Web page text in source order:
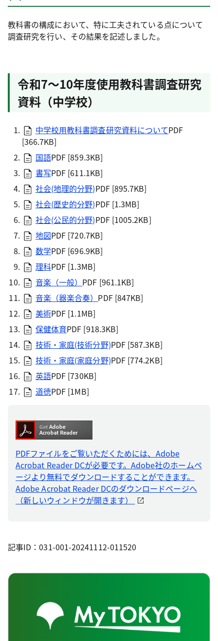
教科書の構成において、特に工夫されている点について
調査研究を行い、その結果を記述しました。
令和7～10年度使用教科書調査研究
資料（中学校）
中学校用教科書調査研究資料についてPDF
[366.7KB]
国語PDF [859.3KB]
書写PDF [611.1KB]
社会(地理的分野)PDF [895.7KB]
社会(歴史的分野)PDF [1.3MB]
社会(公民的分野)PDF [1005.2KB]
地図PDF [720.7KB]
数学PDF [696.9KB]
理科PDF [1.3MB]
音楽（一般） PDF [961.1KB]
音楽（器楽合奏） PDF [847KB]
美術PDF [1.1MB]
保健体育PDF [918.3KB]
技術・家庭(技術分野)PDF [587.3KB]
技術・家庭(家庭分野)PDF [774.2KB]
英語PDF [730KB]
道徳PDF [1MB]
PDFファイルをご覧いただくためには、Adobe
Acrobat Reader DCが必要です。Adobe社のホームペ
ージより無料でダウンロードすることができます。
Adobe Acrobat Reader DCのダウンロードページへ
（新しいウィンドウが開きます）
記事ID：031-001-20241112-011520